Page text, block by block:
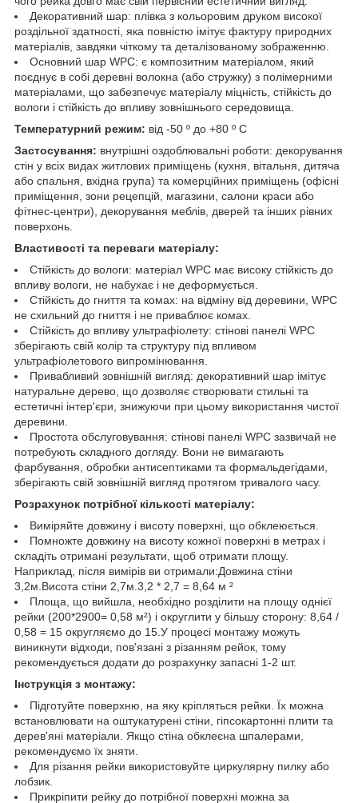
Декоративний шар: плівка з кольоровим друком високої
роздільної здатності, яка повністю імітує фактуру природних
матеріалів, завдяки чіткому та деталізованому зображенню.
Основний шар WPC: є композитним матеріалом, який
поєднує в собі деревні волокна (або стружку) з полімерними
матеріалами, що забезпечує матеріалу міцність, стійкість до
вологи і стійкість до впливу зовнішнього середовища.
Температурний режим: від -50 º до +80 º С
Застосування: внутрішні оздоблювальні роботи: декорування
стін у всіх видах житлових приміщень (кухня, вітальня, дитяча
або спальня, вхідна група) та комерційних приміщень (офісні
приміщення, зони рецепцій, магазини, салони краси або
фітнес-центри), декорування меблів, дверей та інших рівних
поверхонь.
Властивості та переваги матеріалу:
Стійкість до вологи: матеріал WPC має високу стійкість до
впливу вологи, не набухає і не деформується.
Стійкість до гниття та комах: на відміну від деревини, WPC
не схильний до гниття і не приваблює комах.
Стійкість до впливу ультрафіолету: стінові панелі WPC
зберігають свій колір та структуру під впливом
ультрафіолетового випромінювання.
Привабливий зовнішній вигляд: декоративний шар імітує
натуральне дерево, що дозволяє створювати стильні та
естетичні інтер'єри, знижуючи при цьому використання чистої
деревини.
Простота обслуговування: стінові панелі WPC зазвичай не
потребують складного догляду. Вони не вимагають
фарбування, обробки антисептиками та формальдегідами,
зберігають свій зовнішній вигляд протягом тривалого часу.
Розрахунок потрібної кількості матеріалу:
Виміряйте довжину і висоту поверхні, що обклеюється.
Помножте довжину на висоту кожної поверхні в метрах і
складіть отримані результати, щоб отримати площу.
Наприклад, після вимірів ви отримали:Довжина стіни
3,2м.Висота стіни 2,7м.3,2 * 2,7 = 8,64 м ²
Площа, що вийшла, необхідно розділити на площу однієї
рейки (200*2900= 0,58 м²) і округлити у більшу сторону: 8,64 /
0,58 = 15 округляємо до 15.У процесі монтажу можуть
виникнути відходи, пов'язані з різанням рейок, тому
рекомендується додати до розрахунку запасні 1-2 шт.
Інструкція з монтажу:
Підготуйте поверхню, на яку кріпляться рейки. Їх можна
встановлювати на оштукатурені стіни, гіпсокартонні плити та
дерев'яні матеріали. Якщо стіна обклеєна шпалерами,
рекомендуємо їх зняти.
Для різання рейки використовуйте циркулярну пилку або
лобзик.
Прикріпити рейку до потрібної поверхні можна за